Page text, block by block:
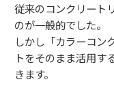
従来のコンクリート
のが一般的でした。
しかし「カラーコン
トをそのまま活用す
きます。